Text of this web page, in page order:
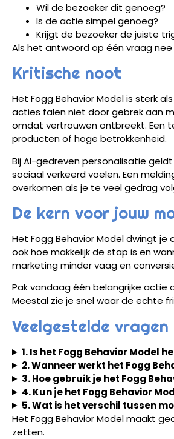
Wil de bezoeker dit genoeg?
Is de actie simpel genoeg?
Krijgt de bezoeker de juiste
Als het antwoord op één vraag
Kritische noot
Het Fogg Behavior Model is sterk
acties falen niet door gebrek aan
omdat vertrouwen ontbreekt. Een
producten of hoge betrokkenheid.
Bij AI-gedreven personalisatie
sociaal verkeerd voelen. Een
overkomen als je te veel gedrag
De kern voor jouw
Het Fogg Behavior Model dwingt
ook hoe makkelijk de stap is en
marketing minder vaag en
Pak vandaag één belangrijke
Meestal zie je snel waar de echte
Veelgestelde
1. Is het Fogg Behavior Model
2. Wanneer werkt het Fogg
3. Hoe gebruik je het Fogg
4. Kun je het Fogg Behavior
5. Wat is het verschil tussen
Het Fogg Behavior Model maakt
zetten.